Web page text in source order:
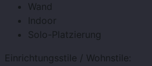
Wand
Indoor
Solo-Platzierung
Einrichtungsstile / Wohnstile: